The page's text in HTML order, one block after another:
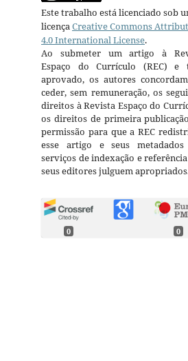
Este trabalho está licenciado sob
licençaCreative Commons
4.0 International License.
Ao submeter um artigo à
Espaço do Currículo (REC) e
aprovado, os autores
ceder, sem remuneração, os
direitos à Revista Espaço do
os direitos de primeira
permissão para que a REC
esse artigo e seus metadados
serviços de indexação e
seus editores julguem
0 0